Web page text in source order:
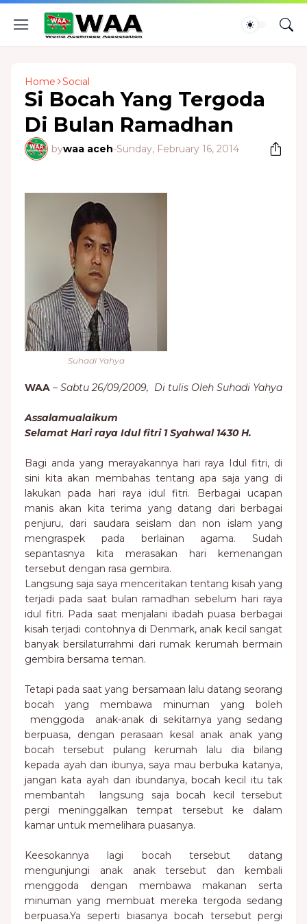
Home Social
Si Bocah Yang Tergoda
Di Bulan Ramadhan
bywaa aceh-Sunday, February 16, 2014
Suhadi Yahya
WAA – Sabtu 26/09/2009, Di tulis Oleh Suhadi Yahya
Assalamualaikum
Selamat Hari raya Idul fitri 1 Syahwal 1430 H.
Bagi anda yang merayakannya hari raya Idul fitri, di
sini kita akan membahas tentang apa saja yang di
lakukan pada hari raya idul fitri. Berbagai ucapan
manis akan kita terima yang datang dari berbagai
penjuru, dari saudara seislam dan non islam yang
mengraspek pada berlainan agama. Sudah
sepantasnya kita merasakan hari kemenangan
tersebut dengan rasa gembira.
Langsung saja saya menceritakan tentang kisah yang
terjadi pada saat bulan ramadhan sebelum hari raya
idul fitri. Pada saat menjalani ibadah puasa berbagai
kisah terjadi contohnya di Denmark, anak kecil sangat
banyak bersilaturrahmi dari rumak kerumah bermain
gembira bersama teman.
Tetapi pada saat yang bersamaan lalu datang seorang
bocah yang membawa minuman yang boleh
menggoda anak-anak di sekitarnya yang sedang
berpuasa, dengan perasaan kesal anak anak yang
bocah tersebut pulang kerumah lalu dia bilang
kepada ayah dan ibunya, saya mau berbuka katanya,
jangan kata ayah dan ibundanya, bocah kecil itu tak
membantah langsung saja bocah kecil tersebut
pergi meninggalkan tempat tersebut ke dalam
kamar untuk memelihara puasanya.
Keesokannya lagi bocah tersebut datang
mengunjungi anak anak tersebut dan kembali
menggoda dengan membawa makanan serta
minuman yang membuat mereka tergoda sedang
berpuasa.Ya seperti biasanya bocah tersebut pergi